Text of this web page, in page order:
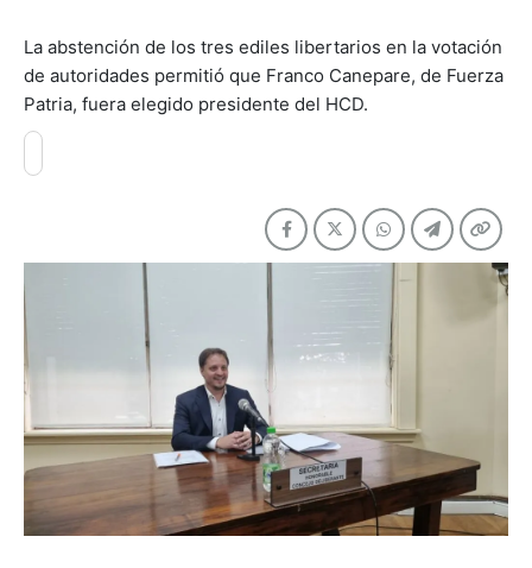
La abstención de los tres ediles libertarios en la votación
de autoridades permitió que Franco Canepare, de Fuerza
Patria, fuera elegido presidente del HCD.